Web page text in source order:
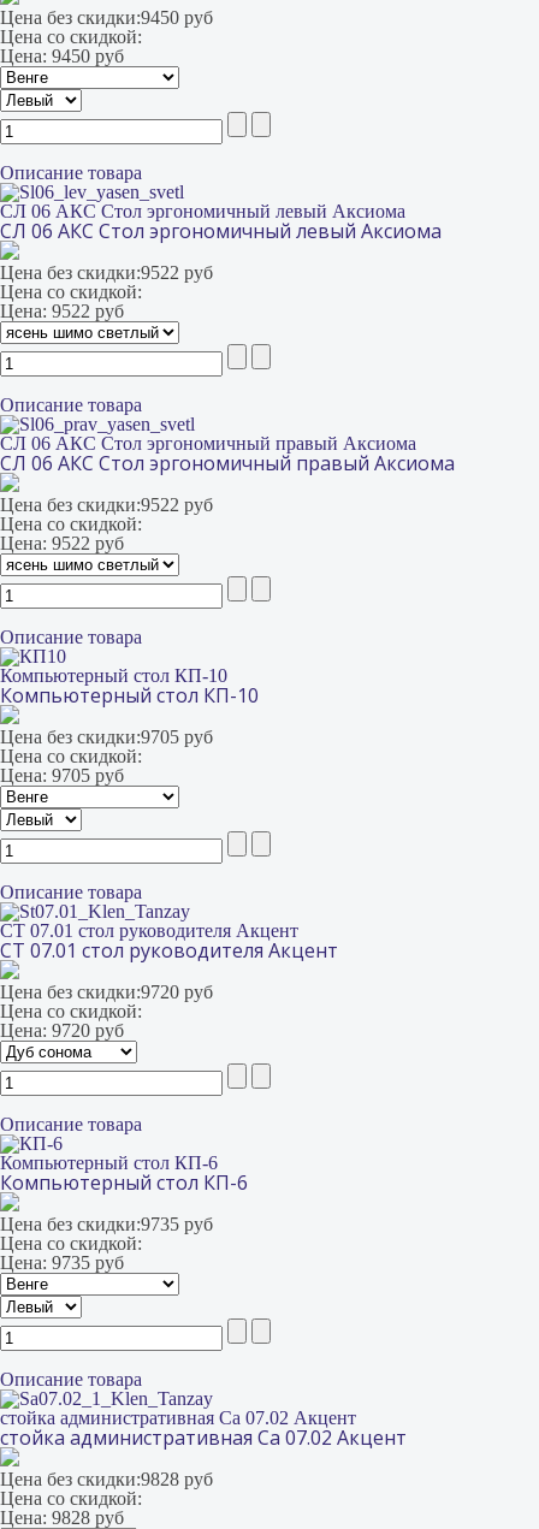
Цена без скидки:9450 руб
Цена со скидкой:
Цена: 9450 руб
Описание товара
СЛ 06 АКС Стол эргономичный левый Аксиома
СЛ 06 АКС Стол эргономичный левый Аксиома
Цена без скидки:9522 руб
Цена со скидкой:
Цена: 9522 руб
Описание товара
СЛ 06 АКС Стол эргономичный правый Аксиома
СЛ 06 АКС Стол эргономичный правый Аксиома
Цена без скидки:9522 руб
Цена со скидкой:
Цена: 9522 руб
Описание товара
Компьютерный стол КП-10
Компьютерный стол КП-10
Цена без скидки:9705 руб
Цена со скидкой:
Цена: 9705 руб
Описание товара
СТ 07.01 стол руководителя Акцент
СТ 07.01 стол руководителя Акцент
Цена без скидки:9720 руб
Цена со скидкой:
Цена: 9720 руб
Описание товара
Компьютерный стол КП-6
Компьютерный стол КП-6
Цена без скидки:9735 руб
Цена со скидкой:
Цена: 9735 руб
Описание товара
стойка административная Са 07.02 Акцент
стойка административная Са 07.02 Акцент
Цена без скидки:9828 руб
Цена со скидкой:
Цена: 9828 руб